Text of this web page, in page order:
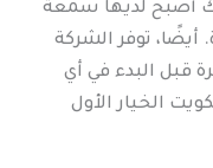
أصبح لديها سمعة
توفر الشركة
قبل البدء في أي
الخيار الأول